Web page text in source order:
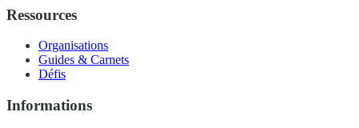
Ressources
Organisations
Guides & Carnets
Défis
Informations